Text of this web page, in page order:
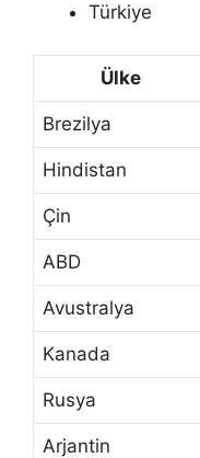
Türkiye
Ülke
Brezilya
Hindistan
Çin
ABD
Avustralya
Kanada
Rusya
Arjantin